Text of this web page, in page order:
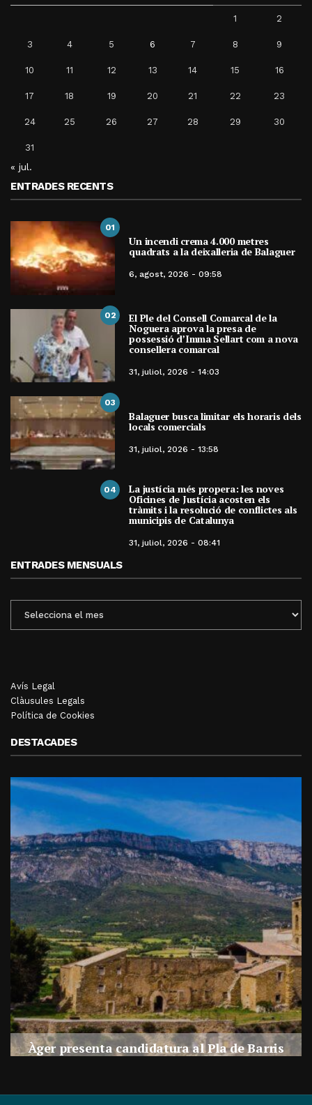
1 2
3 4 5 6 7 8 9
10 11 12 13 14 15 16
17 18 19 20 21 22 23
24 25 26 27 28 29 30
31
« jul.
ENTRADES RECENTS
01
Un incendi crema 4.000 metres
quadrats a la deixalleria de Balaguer
6, agost, 2026 - 09:58
02 El Ple del Consell Comarcal de la
Noguera aprova la presa de
possessió d’Imma Sellart com a nova
consellera comarcal
31, juliol, 2026 - 14:03
03
Balaguer busca limitar els horaris dels
locals comercials
31, juliol, 2026 - 13:58
04 La justícia més propera: les noves
Oficines de Justícia acosten els
tràmits i la resolució de conflictes als
municipis de Catalunya
31, juliol, 2026 - 08:41
ENTRADES MENSUALS
MENSUALS
Avís Legal
Clàusules Legals
Política de Cookies
DESTACADES
Àger presenta candidatura al Pla de Barris